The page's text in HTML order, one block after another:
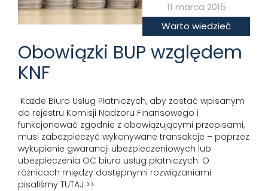
11 marca 2015
Warto wiedzieć
Obowiązki BUP względem
KNF
­ Każde Biuro Usług Płatniczych, aby zostać wpisanym
do rejestru Komisji Nadzoru Finansowego i
funkcjonować zgodnie z obowiązującymi przepisami,
musi zabezpieczyć wykonywane transakcje – poprzez
wykupienie gwarancji ubezpieczeniowych lub
ubezpieczenia OC biura usług płatniczych. O
różnicach między dostępnymi rozwiązaniami
pisaliśmy TUTAJ >>